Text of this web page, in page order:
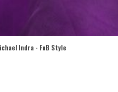
Indra - FoB Style